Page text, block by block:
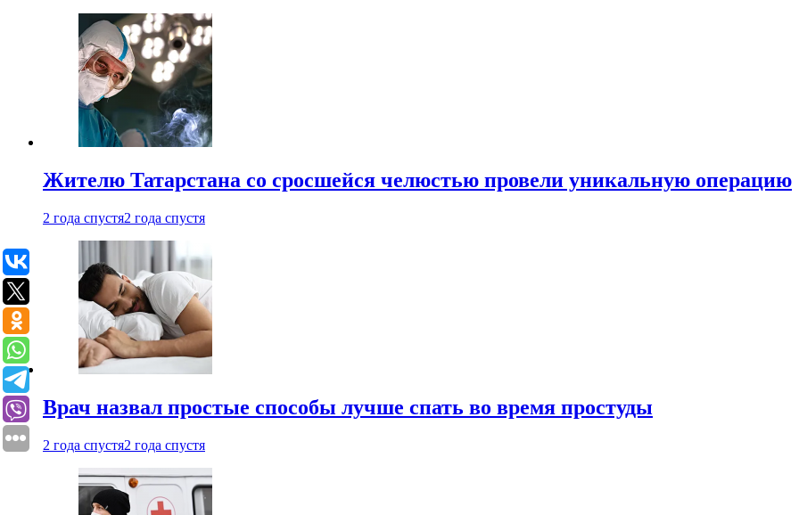
Жителю Татарстана со сросшейся челюстью провели уникальную операцию
2 года спустя2 года спустя
Врач назвал простые способы лучше спать во время простуды
2 года спустя2 года спустя